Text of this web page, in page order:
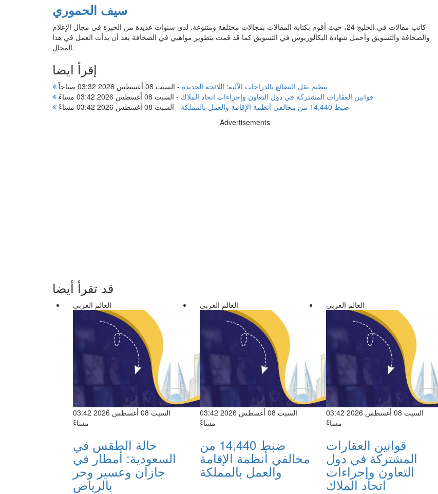
سيف الحموري
كاتب مقالات في الخليج 24، حيث أقوم بكتابة المقالات بمجالات مختلفة ومتنوعة. لدي سنوات عديدة من الخبرة في مجال الإعلام
والصحافة والتسويق وأحمل شهادة البكالوريوس في التسويق كما قد قمت بتطوير مواهبي في الصحافة بعد أن بدأت العمل في هذا
المجال.
إقرأ ايضا
تنظيم نقل البضائع بالدراجات الآلية: اللائحة الجديدة - السبت 08 أغسطس 2026 03:32 صباحاً
قوانين العقارات المشتركة في دول التعاون وإجراءات اتحاد الملاك - السبت 08 أغسطس 2026 03:42 مساءً
ضبط 14,440 من مخالفي أنظمة الإقامة والعمل بالمملكة
- السبت 08 أغسطس 2026 03:42 مساءً
Advertisements
قد تقرأ أيضا
العالم العربي
السبت 08 أغسطس 2026 03:42
مساءً
حالة الطقس في
السعودية: أمطار في
جازان وعسير وحر
بالرياض
العالم العربي
السبت 08 أغسطس 2026 03:42
مساءً
ضبط 14,440 من
مخالفي أنظمة الإقامة
والعمل بالمملكة
العالم العربي
السبت 08 أغسطس 2026 03:42
مساءً
قوانين العقارات
المشتركة في دول
التعاون وإجراءات
اتحاد الملاك